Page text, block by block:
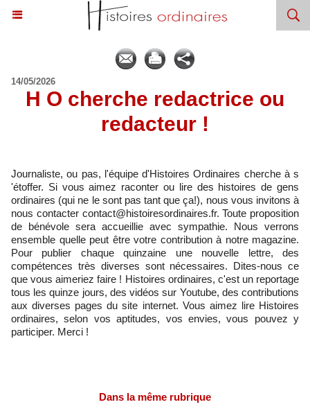
14/05/2026
H O cherche redactrice ou
redacteur !
Journaliste, ou pas, l'équipe d'Histoires Ordinaires cherche à s
'étoffer. Si vous aimez raconter ou lire des histoires de gens
ordinaires (qui ne le sont pas tant que ça!), nous vous invitons à
nous contacter contact@histoiresordinaires.fr. Toute proposition
de bénévole sera accueillie avec sympathie. Nous verrons
ensemble quelle peut être votre contribution à notre magazine.
Pour publier chaque quinzaine une nouvelle lettre, des
compétences très diverses sont nécessaires. Dites-nous ce
que vous aimeriez faire ! Histoires ordinaires, c'est un reportage
tous les quinze jours, des vidéos sur Youtube, des contributions
aux diverses pages du site internet. Vous aimez lire Histoires
ordinaires, selon vos aptitudes, vos envies, vous pouvez y
participer. Merci !
Dans la même rubrique